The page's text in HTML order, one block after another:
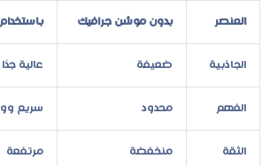
العنصر بدون موشن جرافيك
الجاذبية ضعيفة عالية جدًا
الفهم محدود سريع
الثقة منخفضة مرتفعة